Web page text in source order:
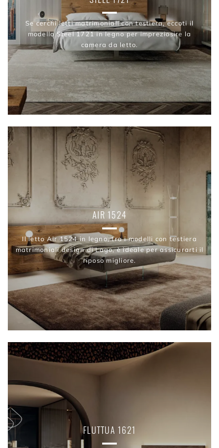
Se cerchi letti matrimoniali con testiera, eccoti il
modello Steel 1721 in legno per impreziosire la
camera da letto.
AIR 1524
Il letto Air 1524 in legno, tra i modelli con testiera
matrimoniali design di Lago, è ideale per assicurarti il
riposo migliore.
FLUTTUA 1621